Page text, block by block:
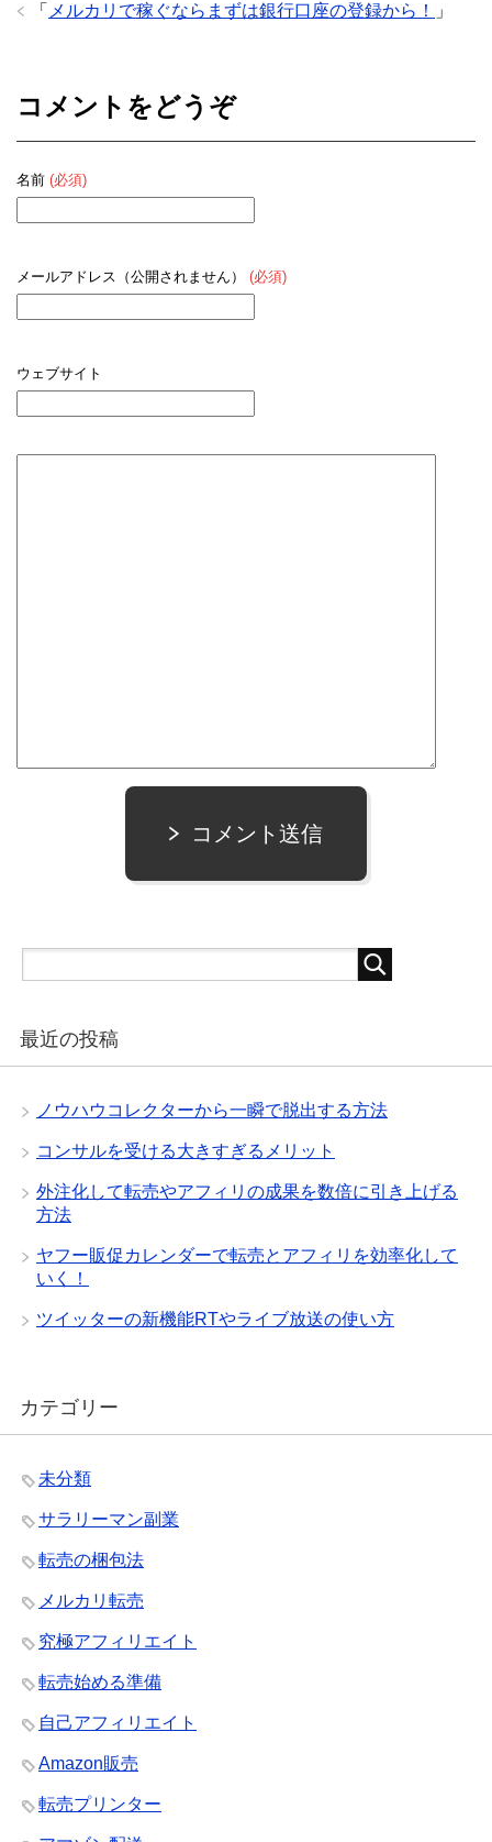
「 メルカリで稼ぐならまずは銀行口座の登録から！ 」
コメントをどうぞ
名前 (必須)
メールアドレス（公開されません） (必須)
ウェブサイト
コメント送信
最近の投稿
ノウハウコレクターから一瞬で脱出する方法
コンサルを受ける大きすぎるメリット
外注化して転売やアフィリの成果を数倍に引き上げる
方法
ヤフー販促カレンダーで転売とアフィリを効率化して
いく！
ツイッターの新機能RTやライブ放送の使い方
カテゴリー
未分類
サラリーマン副業
転売の梱包法
メルカリ転売
究極アフィリエイト
転売始める準備
自己アフィリエイト
Amazon販売
転売プリンター